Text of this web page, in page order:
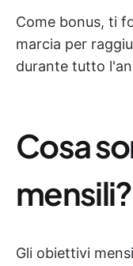
Come bonus, ti
marcia per
durante tutto
Cosa
mensili?
Gli obiettivi